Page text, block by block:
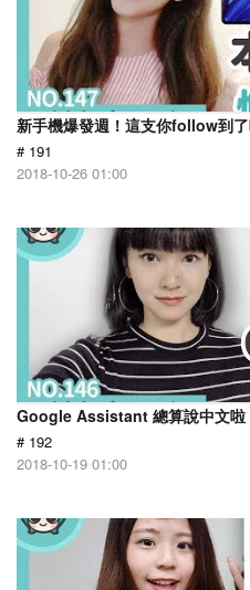
新手機爆發週！這支你follow到
# 191
2018-10-26 01:00
Google Assistant 總算說中文啦
# 192
2018-10-19 01:00